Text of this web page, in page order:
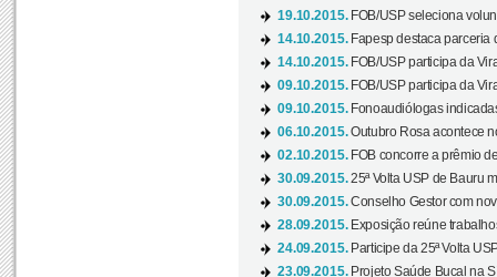
19.10.2015. FOB/USP seleciona
14.10.2015. Fapesp destaca parceria
14.10.2015. FOB/USP participa da
09.10.2015. FOB/USP participa da
09.10.2015. Fonoaudiólogas
06.10.2015.Outubro Rosa acontece
02.10.2015. FOB concorre a prêmio
30.09.2015.25ª Volta USP de Bauru
30.09.2015.Conselho Gestor com
28.09.2015. Exposição reúne
24.09.2015. Participe da 25ª Volta
23.09.2015. Projeto Saúde Bucal na